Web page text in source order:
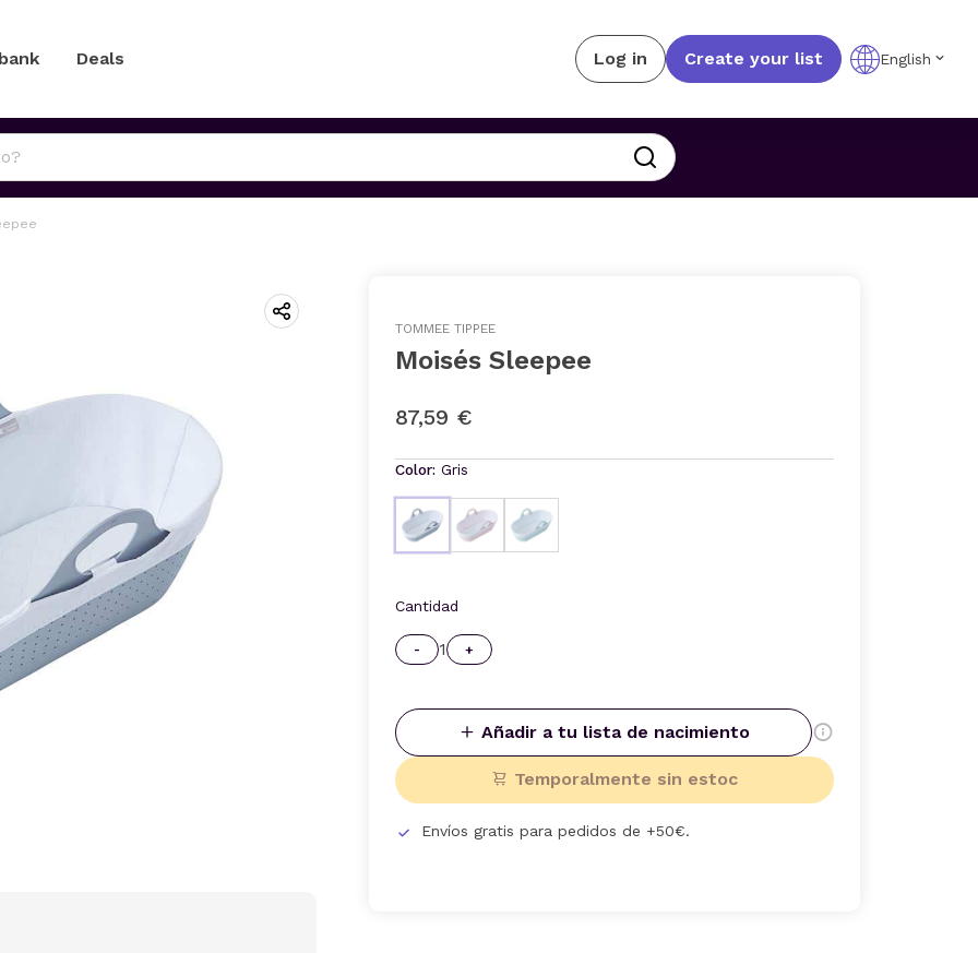
Deals Log in Create your list English
TOMMEE TIPPEE
Moisés Sleepee
87,59 €
Color: Gris
Cantidad
- 1 +
Añadir a tu lista de nacimiento
Temporalmente sin estoc
Envíos gratis para pedidos de +50€.